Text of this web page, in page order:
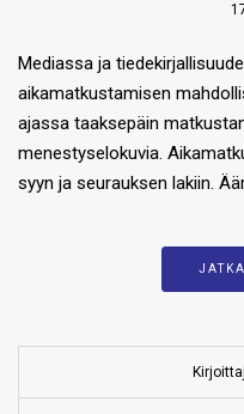
Mediassa ja
aikamatkustamisen
ajassa taaksepäin
menestyselokuvia.
syyn ja seurauksen lakiin.